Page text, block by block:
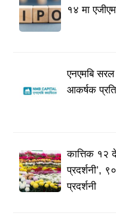
१४ मा
एनएमबि
आकर्षक
कात्तिक १२
प्रदर्शनी’,
प्रदर्शनी